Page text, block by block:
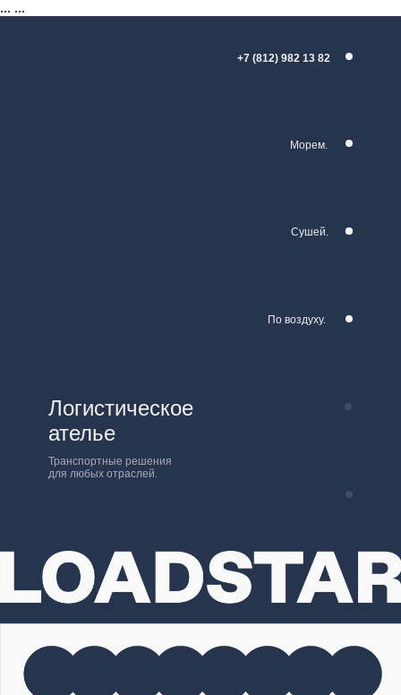
... ...
Транспортные решения
для любых отраслей.
Логистическое
ателье
+7 (812) 982 13 82
Морем.
Сушей.
По воздуху.